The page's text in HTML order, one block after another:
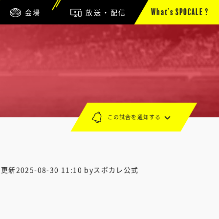
会場 放送・配信 What’s SPOCALE ?
新2025-08-30 11:10 byスポカレ公式
この試合を通知する